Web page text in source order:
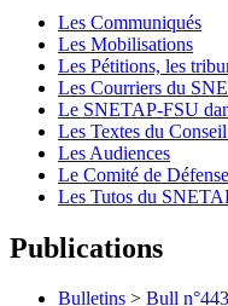
Les Communiqués
Les Mobilisations
Les Pétitions, les
Les Courriers du
Le SNETAP-FSU
Les Textes du
Les Audiences
Le Comité de
Les Tutos du
Publications
Bulletins > Bull